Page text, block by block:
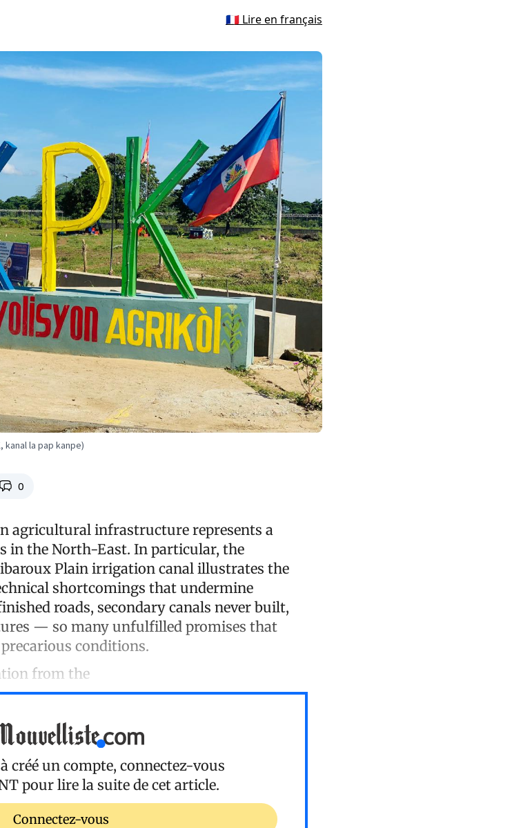
🇫🇷 Lire en français
kanal la pap kanpe)
0
agricultural infrastructure represents a
in the North-East. In particular, the
Plain irrigation canal illustrates the
shortcomings that undermine
roads, secondary canals never built,
— so many unfulfilled promises that
conditions.
from the
créé un compte, connectez-vous
pour lire la suite de cet article.
Connectez-vous